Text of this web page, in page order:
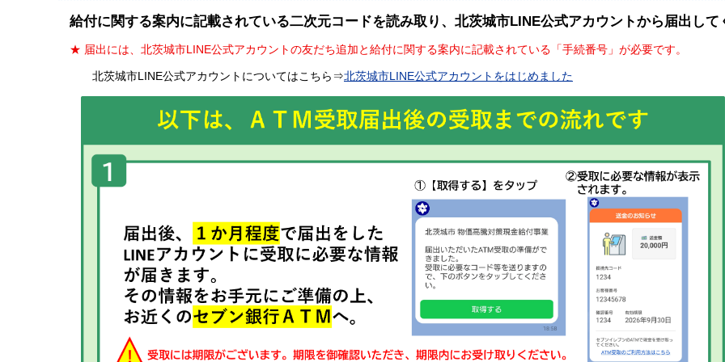
給付に関する案内に記載されている二次元コードを読み取り、北茨城市LINE公式アカウントから届出して
★ 届出には、北茨城市LINE公式アカウントの友だち追加と給付に関する案内に記載されている「手続番号」が必要です。
北茨城市LINE公式アカウントについてはこちら⇒北茨城市LINE公式アカウントをはじめました